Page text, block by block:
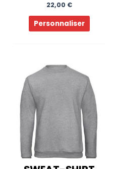
22,00 €
Personnaliser
Ce
produit
options
peuvent
être
choisies
sur